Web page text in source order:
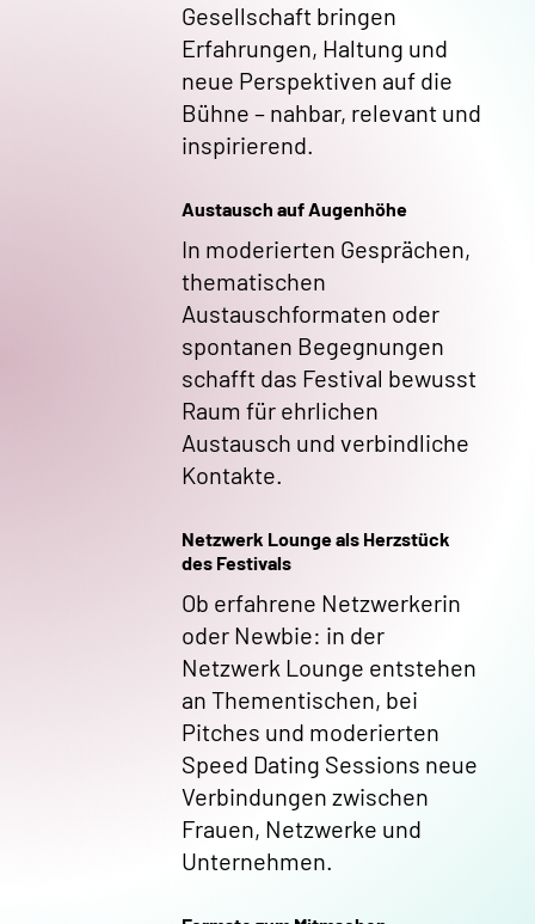
Gesellschaft bringen
Erfahrungen, Haltung und
neue Perspektiven auf die
Bühne – nahbar, relevant und
inspirierend.
Austausch auf Augenhöhe
In moderierten Gesprächen,
thematischen
Austauschformaten oder
spontanen Begegnungen
schafft das Festival bewusst
Raum für ehrlichen
Austausch und verbindliche
Kontakte.
Netzwerk Lounge als Herzstück
des Festivals
Ob erfahrene Netzwerkerin
oder Newbie: in der
Netzwerk Lounge entstehen
an Thementischen, bei
Pitches und moderierten
Speed Dating Sessions neue
Verbindungen zwischen
Frauen, Netzwerke und
Unternehmen.